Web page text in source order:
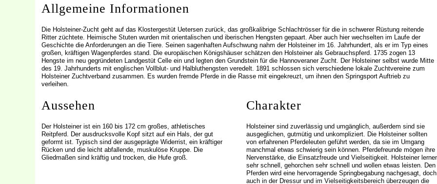
Allgemeine Informationen
Die Holsteiner-Zucht geht auf das Klostergestüt Uetersen zurück, das großkalibrige Schlachtrösser für die in schwerer Rüstung reitende
Ritter züchtete. Heimische Stuten wurden mit orientalischen und iberischen Hengsten gepaart. Aber auch hier wechselten im Laufe der
Geschichte die Anforderungen an die Tiere. Seinen sagenhaften Aufschwung nahm der Holsteiner im 16. Jahrhundert, als er im Typ eines
großen, kräftigen Wagenpferdes stand. Die europäischen Königshäuser schätzen den Holsteiner als Gebrauchspferd. 1735 zogen 13
Hengste im neu gegründeten Landgestüt Celle ein und legten den Grundstein für die Hannoveraner Zucht. Der Holsteiner selbst wurde Mitte
des 19. Jahrhunderts mit englischen Vollblut- und Halbluthengsten veredelt. 1891 schlossen sich verschiedene lokale Zuchtvereine zum
Holsteiner Zuchtverband zusammen. Es wurden fremde Pferde in die Rasse mit eingekreuzt, um ihnen den Springsport Auftrieb zu
verleihen.
Aussehen
Der Holsteiner ist ein 160 bis 172 cm großes, athletisches
Reitpferd. Der ausdrucksvolle Kopf sitzt auf ein Hals, der gut
geformt ist. Typisch sind der ausgeprägte Widerrist, ein kräftiger
Rücken und die leicht abfallende, muskulöse Kruppe. Die
Gliedmaßen sind kräftig und trocken, die Hufe groß.
Charakter
Holsteiner sind zuverlässig und umgänglich, außerdem sind sie
ausgeglichen, gutmütig und unkompliziert. Die Holsteiner sollten
von erfahrenen Pferdeleuten geführt werden, da sie im Umgang
manchmal etwas schwierig sein können. Pferdefreunde mögen ihre
Nervenstärke, die Einsatzfreude und Vielseitigkeit. Holsteiner
sehr schnell, gehorchen sehr schnell und wollen etwas leisten. Den
Pferden wird eine hervorragende Springbegabung nachgesagt, doch
auch in der Dressur und im Vielseitigkeitsbereich überzeugen die